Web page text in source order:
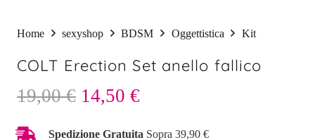
Home sexyshop BDSM Oggettistica Kit
COLT Erection Set anello fallico
19,00€ Il
originale
14,50 €
attuale
Spedizione Gratuita Sopra 39,90 €